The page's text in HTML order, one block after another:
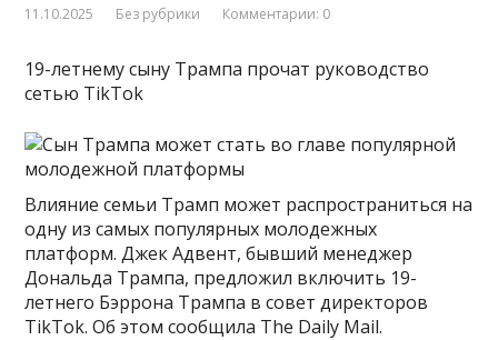
11.10.2025 Без рубрики Комментарии: 0
19-летнему сыну Трампа прочат руководство
сетью TikTok
Влияние семьи Трамп может распространиться на
одну из самых популярных молодежных
платформ. Джек Адвент, бывший менеджер
Дональда Трампа, предложил включить 19-
летнего Бэррона Трампа в совет директоров
TikTok. Об этом сообщила The Daily Mail.